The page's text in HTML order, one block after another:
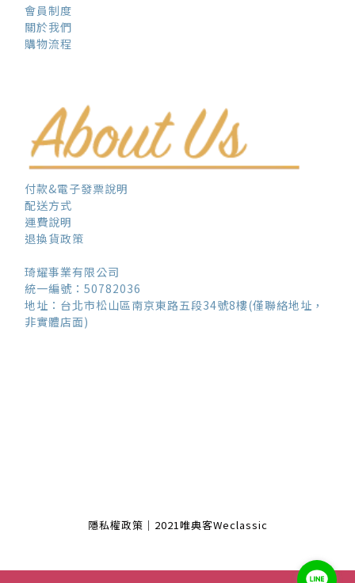
會員制度
關於我們
購物流程
付款&電子發票說明
配送方式
運費說明
退換貨政策
琦耀事業有限公司
統一編號：50782036
地址：台北市松山區南京東路五段34號8樓(僅聯絡地址，
非實體店面)
隱私權政策｜2021唯典客Weclassic